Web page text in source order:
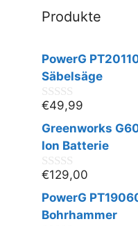
Produkte
PowerG
Säbelsäge
0
v
o
n
€49,99
Greenworks
Ion Batterie
0
v
o
n
€129,00
PowerG
Bohrhammer